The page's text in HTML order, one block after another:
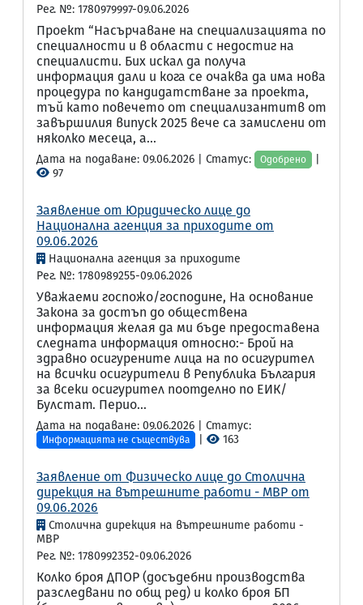
Рег. №: 1780979997-09.06.2026
Проект “Насърчаване на специализацията по
специалности и в области с недостиг на
специалисти. Бих искал да получа
информация дали и кога се очаква да има нова
процедура по кандидатстване за проекта,
тъй като повечето от специализантитв от
завършилия випуск 2025 вече са замислени от
няколко месеца, а...
Дата на подаване: 09.06.2026 | Статус: Одобрено
97
Заявление от Юридическо лице до
Национална агенция за приходите от
09.06.2026
Национална агенция за приходите
Рег. №: 1780989255-09.06.2026
Уважаеми госпожо/господине, На основание
Закона за достъп до обществена
информация желая да ми бъде предоставена
следната информация относно:- Брой на
здравно осигурените лица на по осигурител
на всички осигурители в Република България
за всеки осигурител поотделно по ЕИК/
Булстат. Перио...
Дата на подаване: 09.06.2026 | Статус:
Информацията не съществува 163
Заявление от Физическо лице до Столична
дирекция на вътрешните работи - МВР от
09.06.2026
Столична дирекция на вътрешните работи -
МВР
Рег. №: 1780992352-09.06.2026
Колко броя ДПОР (досъдебни производства
разследвани по общ ред) и колко броя БП